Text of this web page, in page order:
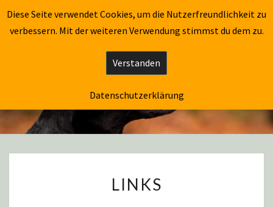
CAPTAIN FLÓKI
CAPTAIN FLÓKI
LINKS
Diese Seite verwendet Cookies, um die Nutzerfreundlichkeit zu
verbessern. Mit der weiteren Verwendung stimmst du dem zu.
Verstanden
Datenschutzerklärung